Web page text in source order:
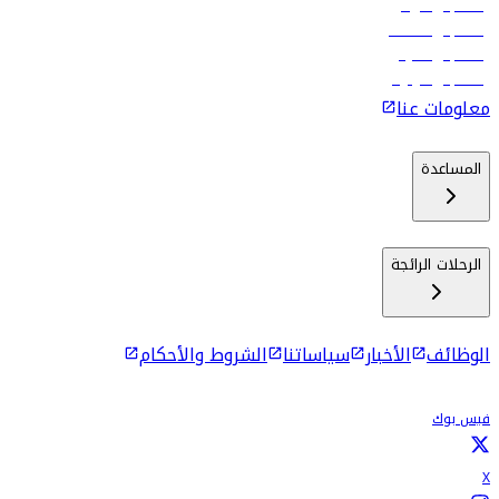
رحلات إلى الرياض
رحلات إلى مسقط
رحلات إلى ماليه
رحلات إلى كولومبو
معلومات عنا
المساعدة
الرحلات الرائجة
الوظائف الأخبار سياساتنا الشروط والأحكام
فيس بوك
X